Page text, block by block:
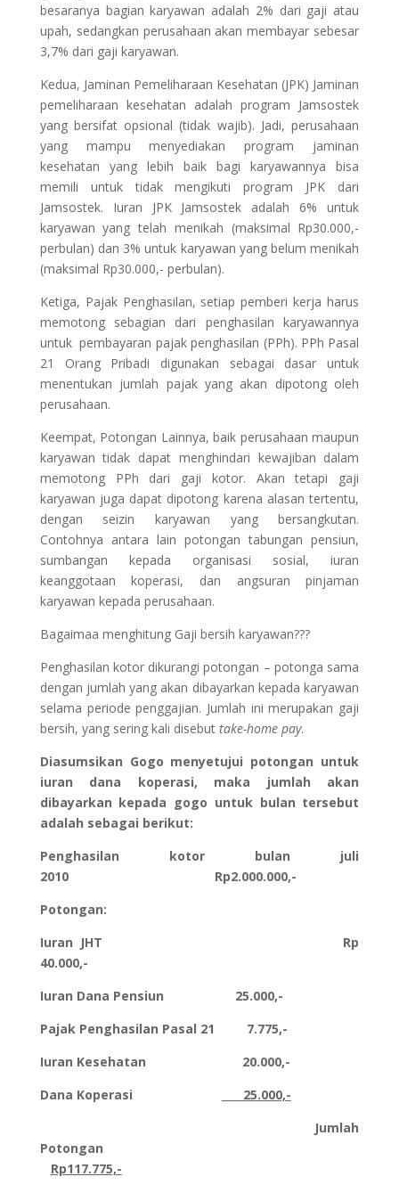
besaranya bagian karyawan adalah 2% dari gaji atau
upah, sedangkan perusahaan akan membayar sebesar
3,7% dari gaji karyawan.
Kedua, Jaminan Pemeliharaan Kesehatan (JPK) Jaminan
pemeliharaan kesehatan adalah program Jamsostek
yang bersifat opsional (tidak wajib). Jadi, perusahaan
yang mampu menyediakan program jaminan
kesehatan yang lebih baik bagi karyawannya bisa
memili untuk tidak mengikuti program JPK dari
Jamsostek. Iuran JPK Jamsostek adalah 6% untuk
karyawan yang telah menikah (maksimal Rp30.000,-
perbulan) dan 3% untuk karyawan yang belum menikah
(maksimal Rp30.000,- perbulan).
Ketiga, Pajak Penghasilan, setiap pemberi kerja harus
memotong sebagian dari penghasilan karyawannya
untuk pembayaran pajak penghasilan (PPh). PPh Pasal
21 Orang Pribadi digunakan sebagai dasar untuk
menentukan jumlah pajak yang akan dipotong oleh
perusahaan.
Keempat, Potongan Lainnya, baik perusahaan maupun
karyawan tidak dapat menghindari kewajiban dalam
memotong PPh dari gaji kotor. Akan tetapi gaji
karyawan juga dapat dipotong karena alasan tertentu,
dengan seizin karyawan yang bersangkutan.
Contohnya antara lain potongan tabungan pensiun,
sumbangan kepada organisasi sosial, iuran
keanggotaan koperasi, dan angsuran pinjaman
karyawan kepada perusahaan.
Bagaimaa menghitung Gaji bersih karyawan???
Penghasilan kotor dikurangi potongan – potonga sama
dengan jumlah yang akan dibayarkan kepada karyawan
selama periode penggajian. Jumlah ini merupakan gaji
bersih, yang sering kali disebut take-home pay.
Diasumsikan Gogo menyetujui potongan untuk
iuran dana koperasi, maka jumlah akan
dibayarkan kepada gogo untuk bulan tersebut
adalah sebagai berikut:
Penghasilan kotor bulan juli
2010 Rp2.000.000,-
Potongan:
Iuran JHT Rp
40.000,-
Iuran Dana Pensiun 25.000,-
Pajak Penghasilan Pasal 21 7.775,-
Iuran Kesehatan 20.000,-
Dana Koperasi
25.000,-
Jumlah
Potongan
Rp117.775,-